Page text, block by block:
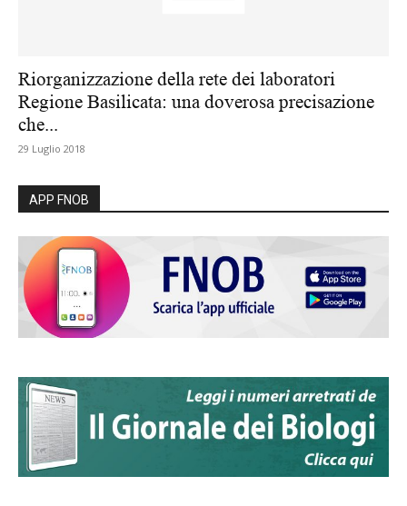
Riorganizzazione della rete dei laboratori
Regione Basilicata: una doverosa precisazione
che...
29 Luglio 2018
APP FNOB